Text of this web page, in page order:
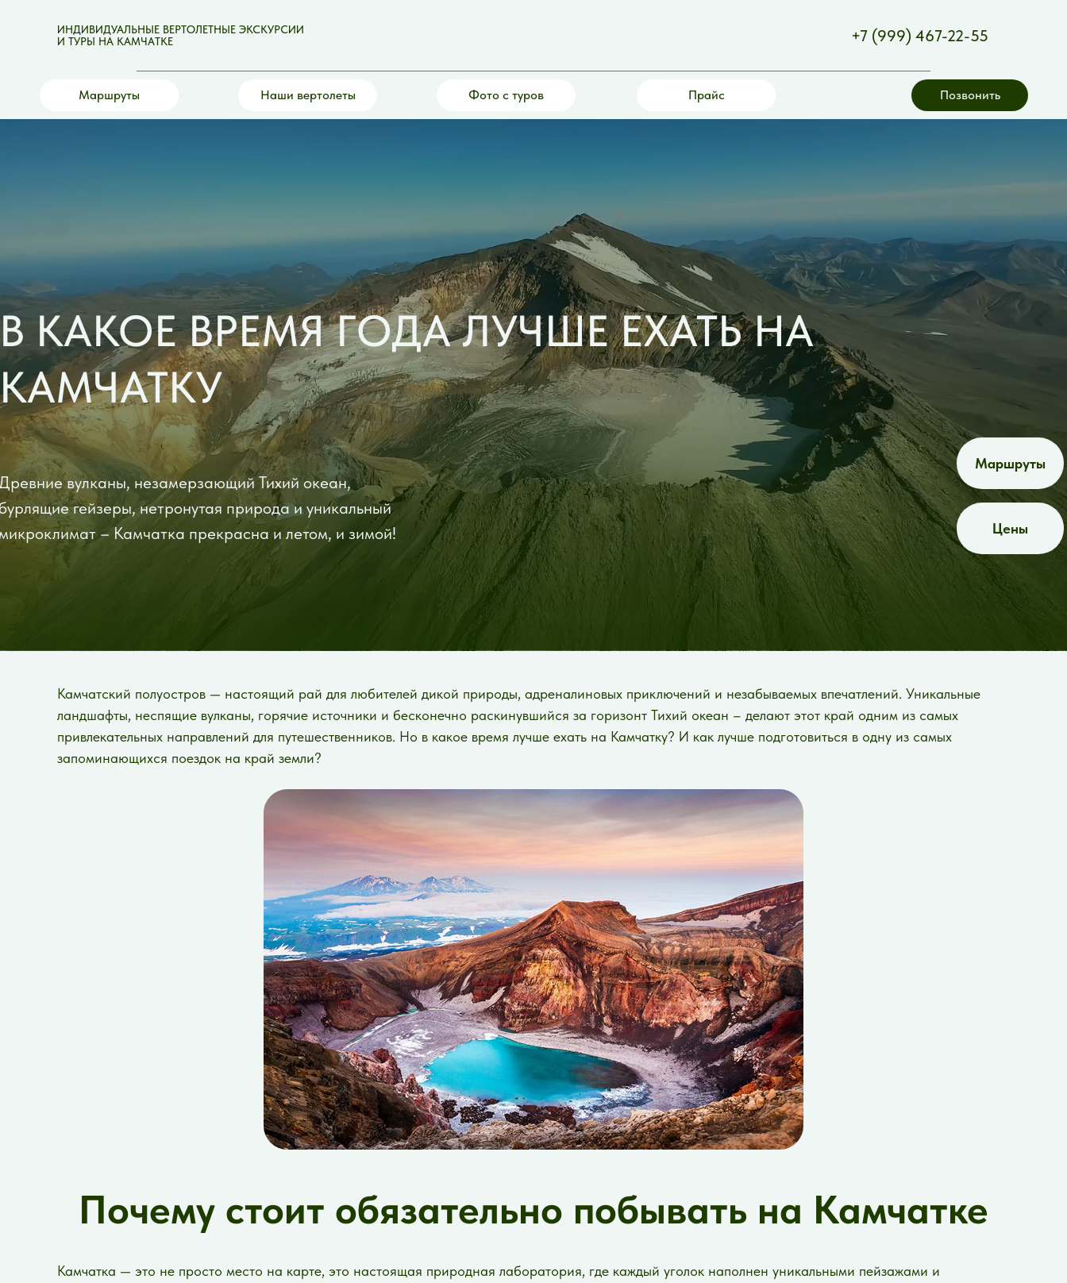
ИНДИВИДУАЛЬНЫЕ ВЕРТОЛЕТНЫЕ ЭКСКУРСИИ
И ТУРЫ НА КАМЧАТКЕ
+7 (999) 467-22-55
Маршруты Прайс
Наши вертолеты Фото с туров Позвонить
В КАКОЕ ВРЕМЯ ГОДА ЛУЧШЕ ЕХАТЬ НА
КАМЧАТКУ
вулканы, незамерзающий Тихий океан,
гейзеры, нетронутая природа и уникальный
– Камчатка прекрасна и летом, и зимой!
Маршруты
Цены
Почему стоит обязательно побывать на Камчатке
Камчатский полуостров — настоящий рай для любителей дикой природы, адреналиновых приключений и незабываемых впечатлений. Уникальные
ландшафты, неспящие вулканы, горячие источники и бесконечно раскинувшийся за горизонт Тихий океан – делают этот край одним из самых
привлекательных направлений для путешественников. Но в какое время лучше ехать на Камчатку? И как лучше подготовиться в одну из самых
запоминающихся поездок на край земли?
Камчатка — это не просто место на карте, это настоящая природная лаборатория, где каждый уголок наполнен уникальными пейзажами и